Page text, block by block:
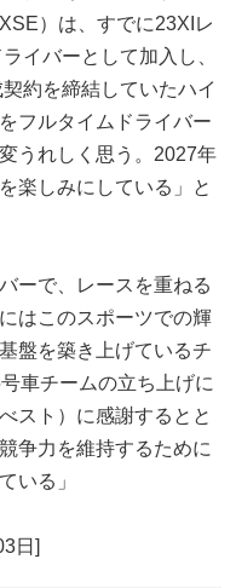
）は、すでに23XIレ
イバーとして加入し、
約を締結していたハイ
フルタイムドライバー
うれしく思う。2027年
楽しみにしている」と
ーで、レースを重ねる
はこのスポーツでの輝
盤を築き上げているチ
車チームの立ち上げに
スト）に感謝するとと
争力を維持するために
いる」
日]